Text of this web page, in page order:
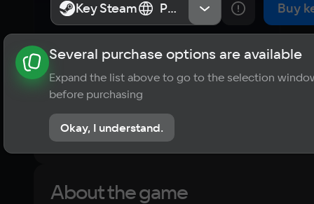
Key Steam Россия Buy
About the game News Requirements
? Player ratings
No reviews
About the game
Key Steam Россия
Several purchase options are available
Expand the list above to go to the selection
before purchasing
Okay, I understand.